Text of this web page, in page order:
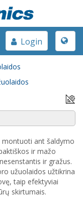
Toggle
Login
ant šaldymo
ir mažo
ir gražus.
užuolaidos užtikrina
taip efektyviai
skirtumais.